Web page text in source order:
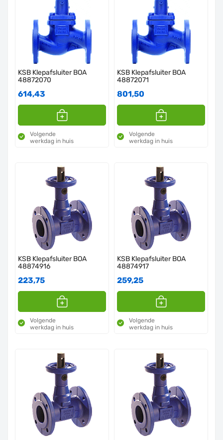
KSB Klepafsluiter BOA
48872070
614,43
Volgende
werkdag in huis
KSB Klepafsluiter BOA
48872071
801,50
Volgende
werkdag in huis
KSB Klepafsluiter BOA
48874916
223,75
Volgende
werkdag in huis
KSB Klepafsluiter BOA
48874917
259,25
Volgende
werkdag in huis